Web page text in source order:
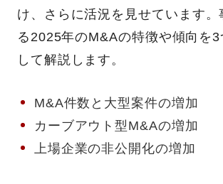
け、さらに活況を見せています。
る2025年のM&Aの特徴や傾向を3
して解説します。
M&A件数と大型案件の増加
カーブアウト型M&Aの増加
上場企業の非公開化の増加